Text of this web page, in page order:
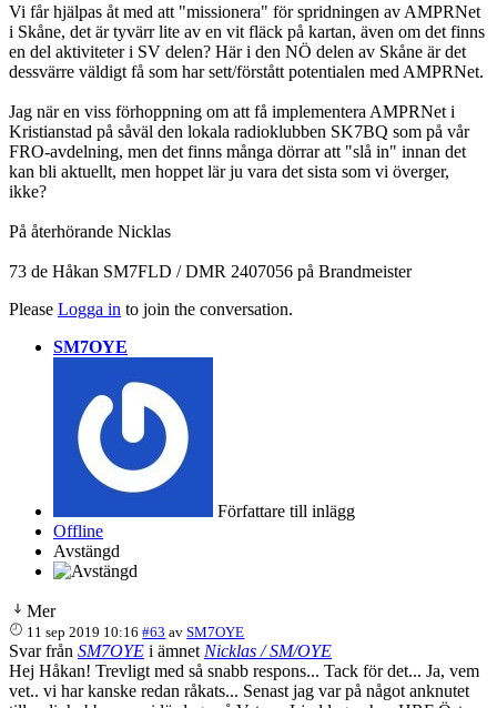
Vi får hjälpas åt med att "missionera" för spridningen av AMPRNet
i Skåne, det är tyvärr lite av en vit fläck på kartan, även om det finns
en del aktiviteter i SV delen? Här i den NÖ delen av Skåne är det
dessvärre väldigt få som har sett/förstått potentialen med AMPRNet.
Jag när en viss förhoppning om att få implementera AMPRNet i
Kristianstad på såväl den lokala radioklubben SK7BQ som på vår
FRO-avdelning, men det finns många dörrar att "slå in" innan det
kan bli aktuellt, men hoppet lär ju vara det sista som vi överger,
ikke?
På återhörande Nicklas
73 de Håkan SM7FLD / DMR 2407056 på Brandmeister
Please Logga in to join the conversation.
SM7OYE
Författare till inlägg
Offline
Avstängd
Mer
11 sep 2019 10:16 #63 avSM7OYE
Svar från SM7OYE i ämnet Nicklas / SM/OYE
Hej Håkan! Trevligt med så snabb respons... Tack för det... Ja, vem
vet.. vi har kanske redan råkats... Senast jag var på något anknutet